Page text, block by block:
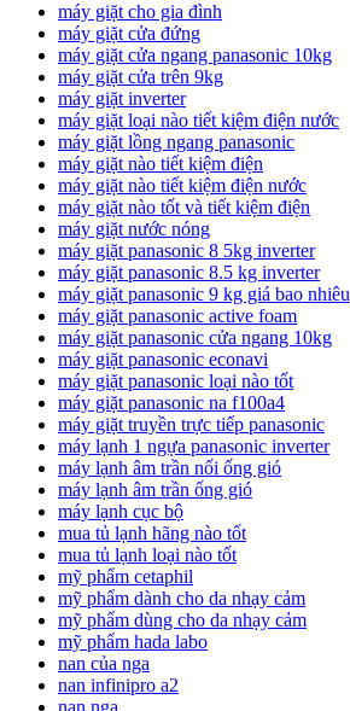
máy giặt cho gia đình
máy giặt cửa đứng
máy giặt cửa ngang panasonic 10kg
máy giặt cửa trên 9kg
máy giặt inverter
máy giặt loại nào tiết kiệm điện nước
máy giặt lồng ngang panasonic
máy giặt nào tiết kiệm điện
máy giặt nào tiết kiệm điện nước
máy giặt nào tốt và tiết kiệm điện
máy giặt nước nóng
máy giặt panasonic 8 5kg inverter
máy giặt panasonic 8.5 kg inverter
máy giặt panasonic 9 kg giá bao nhiêu
máy giặt panasonic active foam
máy giặt panasonic cửa ngang 10kg
máy giặt panasonic econavi
máy giặt panasonic loại nào tốt
máy giặt panasonic na f100a4
máy giặt truyền trực tiếp panasonic
máy lạnh 1 ngựa panasonic inverter
máy lạnh âm trần nối ống gió
máy lạnh âm trần ống gió
máy lạnh cục bộ
mua tủ lạnh hãng nào tốt
mua tủ lạnh loại nào tốt
mỹ phẩm cetaphil
mỹ phẩm dành cho da nhạy cảm
mỹ phẩm dùng cho da nhạy cảm
mỹ phẩm hada labo
nan của nga
nan infinipro a2